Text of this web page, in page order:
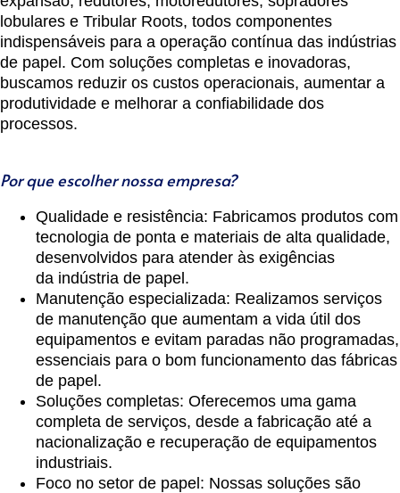
lobulares e Tribular Roots, todos componentes
indispensáveis para a operação contínua das indústrias
de papel. Com soluções completas e inovadoras,
buscamos reduzir os custos operacionais, aumentar a
produtividade e melhorar a confiabilidade dos
processos.
Por que escolher nossa empresa?
Qualidade e resistência: Fabricamos produtos com
tecnologia de ponta e materiais de alta qualidade,
desenvolvidos para atender às exigências
da indústria de papel .
Manutenção especializada: Realizamos serviços
de manutenção que aumentam a vida útil dos
equipamentos e evitam paradas não programadas,
essenciais para o bom funcionamento das fábricas
de papel.
Soluções completas: Oferecemos uma gama
completa de serviços, desde a fabricação até a
nacionalização e recuperação de equipamentos
industriais.
Foco no setor de papel : Nossas soluções são